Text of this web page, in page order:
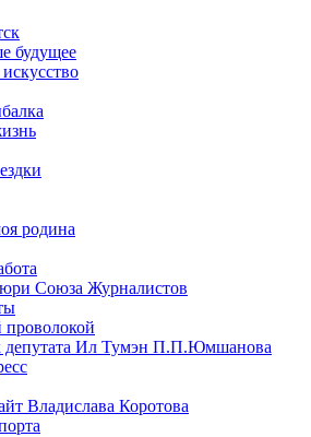
будущее
родина
Союза Журналистов
проволокой
Ил Тумэн П.П.Юмшанова
Владислава Коротова